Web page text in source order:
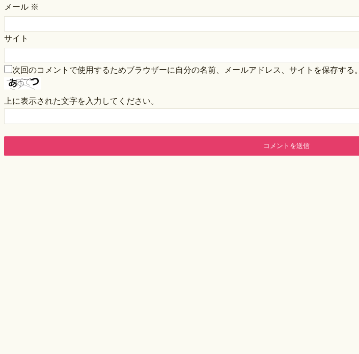
メール ※
サイト
次回のコメントで使用するためブラウザーに自分の名前、メールアドレス、サイトを保存する。
上に表示された文字を入力してください。